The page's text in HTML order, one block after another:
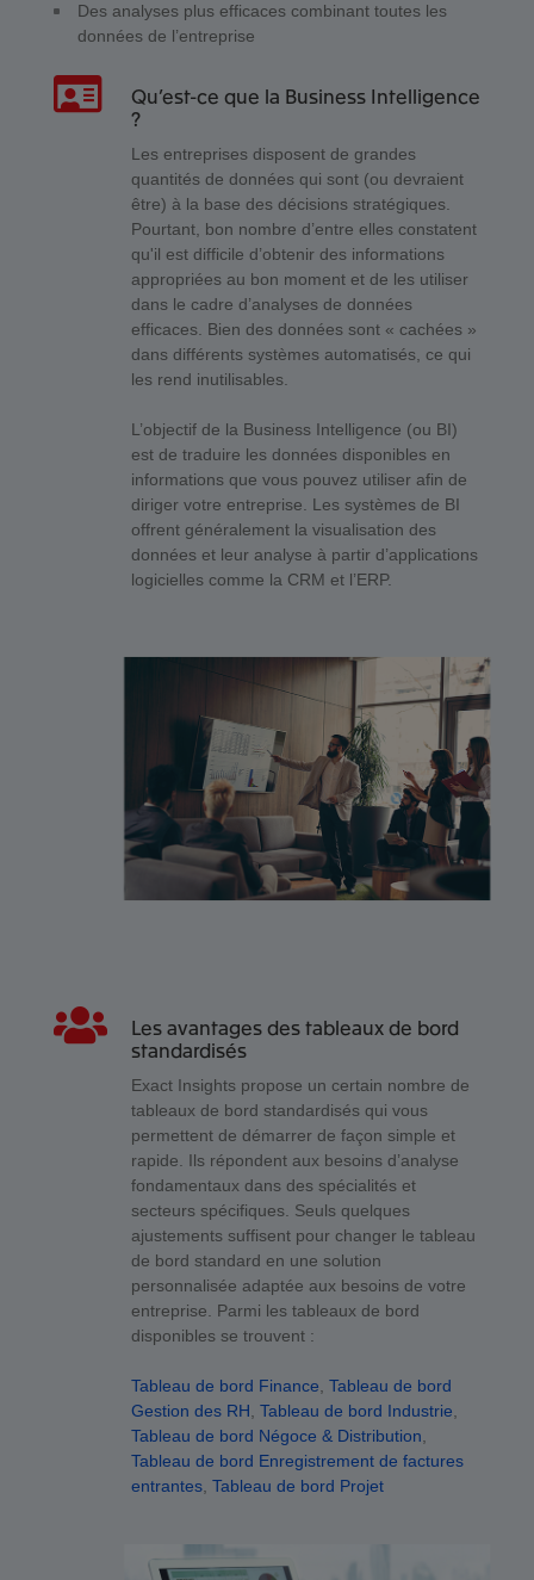
Des analyses plus efficaces combinant toutes les
données de l’entreprise
Qu’est-ce que la Business Intelligence
?
Les entreprises disposent de grandes
quantités de données qui sont (ou devraient
être) à la base des décisions stratégiques.
Pourtant, bon nombre d’entre elles constatent
qu'il est difficile d’obtenir des informations
appropriées au bon moment et de les utiliser
dans le cadre d’analyses de données
efficaces. Bien des données sont « cachées »
dans différents systèmes automatisés, ce qui
les rend inutilisables.
L’objectif de la Business Intelligence (ou BI)
est de traduire les données disponibles en
informations que vous pouvez utiliser afin de
diriger votre entreprise. Les systèmes de BI
offrent généralement la visualisation des
données et leur analyse à partir d’applications
logicielles comme la CRM et l’ERP.
Les avantages des tableaux de bord
standardisés
Exact Insights propose un certain nombre de
tableaux de bord standardisés qui vous
permettent de démarrer de façon simple et
rapide. Ils répondent aux besoins d’analyse
fondamentaux dans des spécialités et
secteurs spécifiques. Seuls quelques
ajustements suffisent pour changer le tableau
de bord standard en une solution
personnalisée adaptée aux besoins de votre
entreprise. Parmi les tableaux de bord
disponibles se trouvent :
Tableau de bord Finance, Tableau de bord
Gestion des RH, Tableau de bord Industrie,
Tableau de bord Négoce & Distribution,
Tableau de bord Enregistrement de factures
entrantes, Tableau de bord Projet